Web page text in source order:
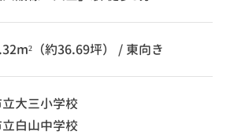
（約36.69坪） / 東向き
大三小学校
白山中学校